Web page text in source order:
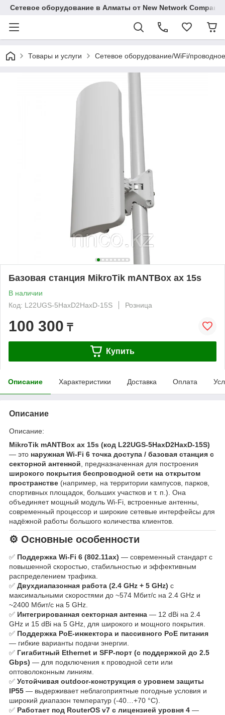
Сетевое оборудование в Алматы от New Network Company
Товары и услуги Сетевое оборудование/WiFi/проводное
Базовая станция MikroTik mANTBox ax 15s
В наличии
Код: L22UGS-5HaxD2HaxD-15S
Розница
100 300 ₸
Купить
Описание Характеристики Доставка Оплата
Описание
Описание:
MikroTik mANTBox ax 15s (код L22UGS-5HaxD2HaxD-15S)
— это наружная Wi-Fi 6 точка доступа / базовая станция с
секторной антенной , предназначенная для построения
широкого покрытия беспроводной сети на открытом
пространстве (например, на территории кампусов, парков,
спортивных площадок, больших участков и т. п.). Она
объединяет мощный модуль Wi-Fi, встроенные антенны,
современный процессор и широкие сетевые интерфейсы для
надёжной работы большого количества клиентов.
⚙️ Основные особенности
✅ Поддержка Wi-Fi 6 (802.11ax) — современный стандарт с
повышенной скоростью, стабильностью и эффективным
распределением трафика.
✅ Двухдиапазонная работа (2.4 GHz + 5 GHz) с
максимальными скоростями до ~574 Мбит/с на 2.4 GHz и
~2400 Мбит/с на 5 GHz.
✅ Интегрированная секторная антенна — 12 dBi на 2.4
GHz и 15 dBi на 5 GHz, для широкого и мощного покрытия.
✅ Поддержка PoE-инжектора и пассивного PoE питания
— гибкие варианты подачи энергии.
✅ Гигабитный Ethernet и SFP-порт (с поддержкой до 2.5
Gbps) — для подключения к проводной сети или
оптоволоконным линиям.
✅ Устойчивая outdoor-конструкция с уровнем защиты
IP55 — выдерживает неблагоприятные погодные условия и
широкий диапазон температур (-40…+70 °C).
✅ Работает под RouterOS v7 с лицензией уровня 4 —